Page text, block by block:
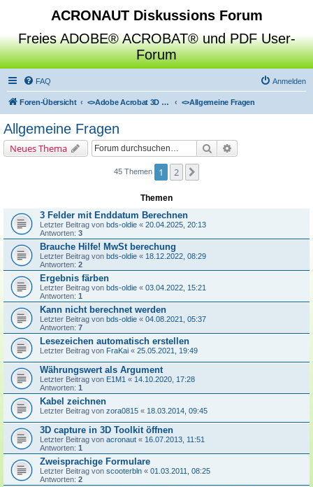
ACRONAUT Diskussions Forum
Freies ADOBE® ACROBAT® und PDF User-
Forum
FAQ Anmelden
Foren-Übersicht <>Adobe Acrobat 3D Toolkit / Deep Exploration / SAP Visual Enterprise Author <>Allgemeine Fragen
Allgemeine Fragen
Neues Thema Suche
45 Themen 1 2
Themen
3 Felder mit Enddatum Berechnen
Letzter Beitrag von bds-oldie « 20.04.2025, 20:13
Antworten: 3
Brauche Hilfe! MwSt berechung
Letzter Beitrag von bds-oldie « 18.12.2022, 08:29
Antworten: 2
Ergebnis färben
Letzter Beitrag von bds-oldie « 03.04.2022, 15:21
Antworten: 1
Kann nicht berechnet werden
Letzter Beitrag von bds-oldie « 04.08.2021, 05:37
Antworten: 7
Lesezeichen automatisch erstellen
Letzter Beitrag von FraKai « 25.05.2021, 19:49
Währungswert als Argument
Letzter Beitrag von E1M1 « 14.10.2020, 17:28
Antworten: 1
Kabel zeichnen
Letzter Beitrag von zora0815 « 18.03.2014, 09:45
3D capture in 3D Toolkit öffnen
Letzter Beitrag von acronaut « 16.07.2013, 11:51
Antworten: 1
Zweisprachige Formulare
Letzter Beitrag von scooterbln « 01.03.2011, 08:25
Antworten: 2